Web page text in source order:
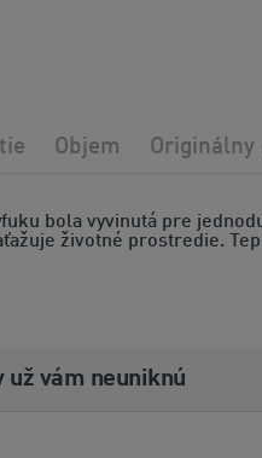
bola vyvinutá pre
životné prostredie.
Objem Originálny
už vám neuniknú